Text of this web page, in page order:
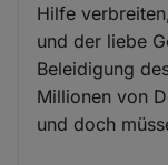
Hilfe
und der liebe
Beleidigung
Millionen von
und doch